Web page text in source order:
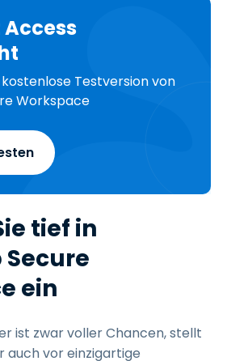
Access
Testversion von
Workspace
tief in
ein
ist zwar voller Chancen, stellt
auch vor einzigartige